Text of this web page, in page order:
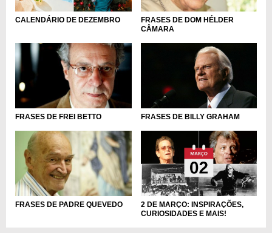
CALENDÁRIO DE DEZEMBRO
FRASES DE DOM HÉLDER
CÂMARA
FRASES DE FREI BETTO FRASES DE BILLY GRAHAM
FRASES DE PADRE QUEVEDO
2 DE MARÇO: INSPIRAÇÕES,
CURIOSIDADES E MAIS!